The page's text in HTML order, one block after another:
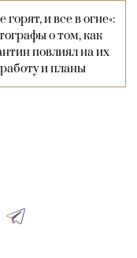
горят, и все в огне»:
о том, как
повлиял на их
работу и планы